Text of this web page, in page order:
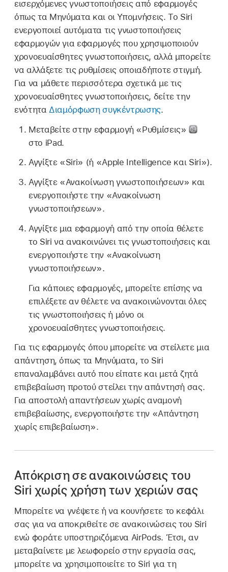
εισερχόμενες γνωστοποιήσεις από εφαρμογές
όπως τα Μηνύματα και οι Υπομνήσεις. Το Siri
ενεργοποιεί αυτόματα τις γνωστοποιήσεις
εφαρμογών για εφαρμογές που χρησιμοποιούν
χρονοευαίσθητες γνωστοποιήσεις, αλλά μπορείτε
να αλλάξετε τις ρυθμίσεις οποιαδήποτε στιγμή.
Για να μάθετε περισσότερα σχετικά με τις
χρονοευαίσθητες γνωστοποιήσεις, δείτε την
ενότητα Διαμόρφωση συγκέντρωσης.
Μεταβείτε στην εφαρμογή «Ρυθμίσεις»
στο iPad.
Αγγίξτε «Siri» (ή «Apple Intelligence και Siri»).
Αγγίξτε «Ανακοίνωση γνωστοποιήσεων» και
ενεργοποιήστε την «Ανακοίνωση
γνωστοποιήσεων».
Αγγίξτε μια εφαρμογή από την οποία θέλετε
το Siri να ανακοινώνει τις γνωστοποιήσεις και
ενεργοποιήστε την «Ανακοίνωση
γνωστοποιήσεων».
Για κάποιες εφαρμογές, μπορείτε επίσης να
επιλέξετε αν θέλετε να ανακοινώνονται όλες
τις γνωστοποιήσεις ή μόνο οι
χρονοευαίσθητες γνωστοποιήσεις.
Για τις εφαρμογές όπου μπορείτε να στείλετε μια
απάντηση, όπως τα Μηνύματα, το Siri
επαναλαμβάνει αυτό που είπατε και μετά ζητά
επιβεβαίωση προτού στείλει την απάντησή σας.
Για αποστολή απαντήσεων χωρίς αναμονή
επιβεβαίωσης, ενεργοποιήστε την «Απάντηση
χωρίς επιβεβαίωση».
Απόκριση σε ανακοινώσεις του
Siri χωρίς χρήση των χεριών σας
Μπορείτε να γνέψετε ή να κουνήσετε το κεφάλι
σας για να αποκριθείτε σε ανακοινώσεις του Siri
ενώ φοράτε υποστηριζόμενα AirPods. Έτσι, αν
μεταβαίνετε με λεωφορείο στην εργασία σας,
μπορείτε να χρησιμοποιείτε το Siri για τη